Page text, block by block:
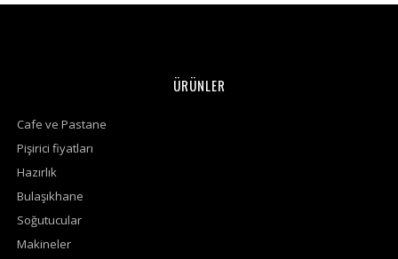
ÜRÜNLER
Cafe ve Pastane
Pişirici fiyatları
Hazırlık
Bulaşıkhane
Soğutucular
Makineler